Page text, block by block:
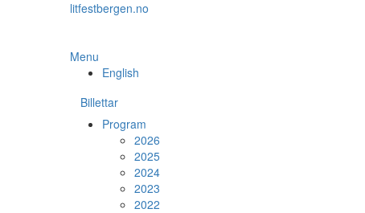
litfestbergen.no
Menu
English
Billettar
Program
2026
2025
2024
2023
2022